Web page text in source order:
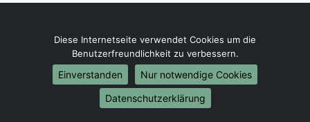
Europa-Umzüge
Umzug von Herne nach Belarus
Umzug von Herne nach Belgien
Umzug von Herne nach Bulgarien
Diese Internetseite verwendet Cookies um die
Benutzerfreundlichkeit zu verbessern.
Einverstanden
Nur notwendige Cookies
Datenschutzerklärung